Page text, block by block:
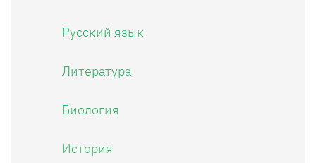
Русский язык
Литература
Биология
История